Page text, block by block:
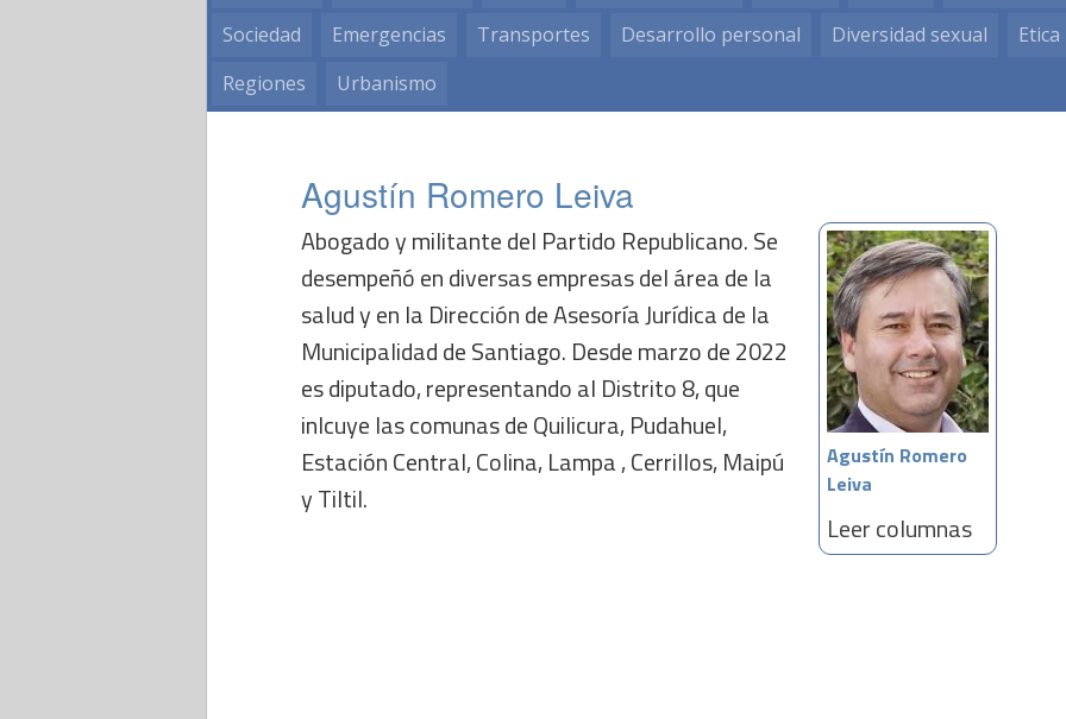
Sociedad
Emergencias Transportes Desarrollo personal Diversidad sexual
Etica
Regiones
Urbanismo
Agustín Romero Leiva
Agustín Romero
Leiva
Leer columnas
Abogado y militante del Partido Republicano. Se
desempeñó en diversas empresas del área de la
salud y en la Dirección de Asesoría Jurídica de la
Municipalidad de Santiago. Desde marzo de 2022
es diputado, representando al Distrito 8, que
inlcuye las comunas de Quilicura, Pudahuel,
Estación Central, Colina, Lampa , Cerrillos, Maipú
y Tiltil.